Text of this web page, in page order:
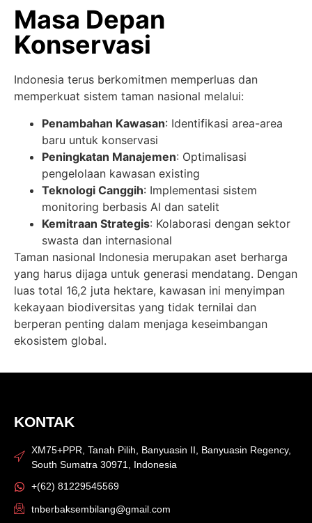
Masa Depan
Konservasi
Indonesia terus berkomitmen memperluas dan
memperkuat sistem taman nasional melalui:
Penambahan Kawasan: Identifikasi area-area
baru untuk konservasi
Peningkatan Manajemen: Optimalisasi
pengelolaan kawasan existing
Teknologi Canggih: Implementasi sistem
monitoring berbasis AI dan satelit
Kemitraan Strategis: Kolaborasi dengan sektor
swasta dan internasional
Taman nasional Indonesia merupakan aset berharga
yang harus dijaga untuk generasi mendatang. Dengan
luas total 16,2 juta hektare, kawasan ini menyimpan
kekayaan biodiversitas yang tidak ternilai dan
berperan penting dalam menjaga keseimbangan
ekosistem global.
KONTAK
XM75+PPR, Tanah Pilih, Banyuasin II, Banyuasin Regency,
South Sumatra 30971, Indonesia
+(62) 81229545569
tnberbaksembilang@gmail.com